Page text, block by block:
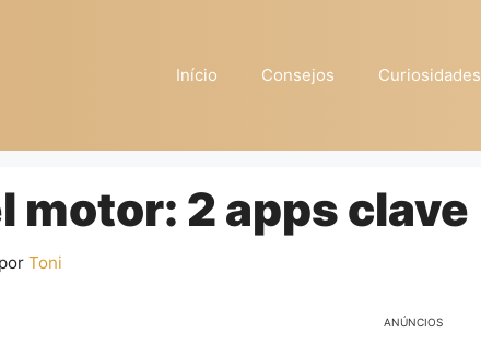
Início Consejos Curiosidades
motor: 2 apps clave
por Toni
ANÚNCIOS